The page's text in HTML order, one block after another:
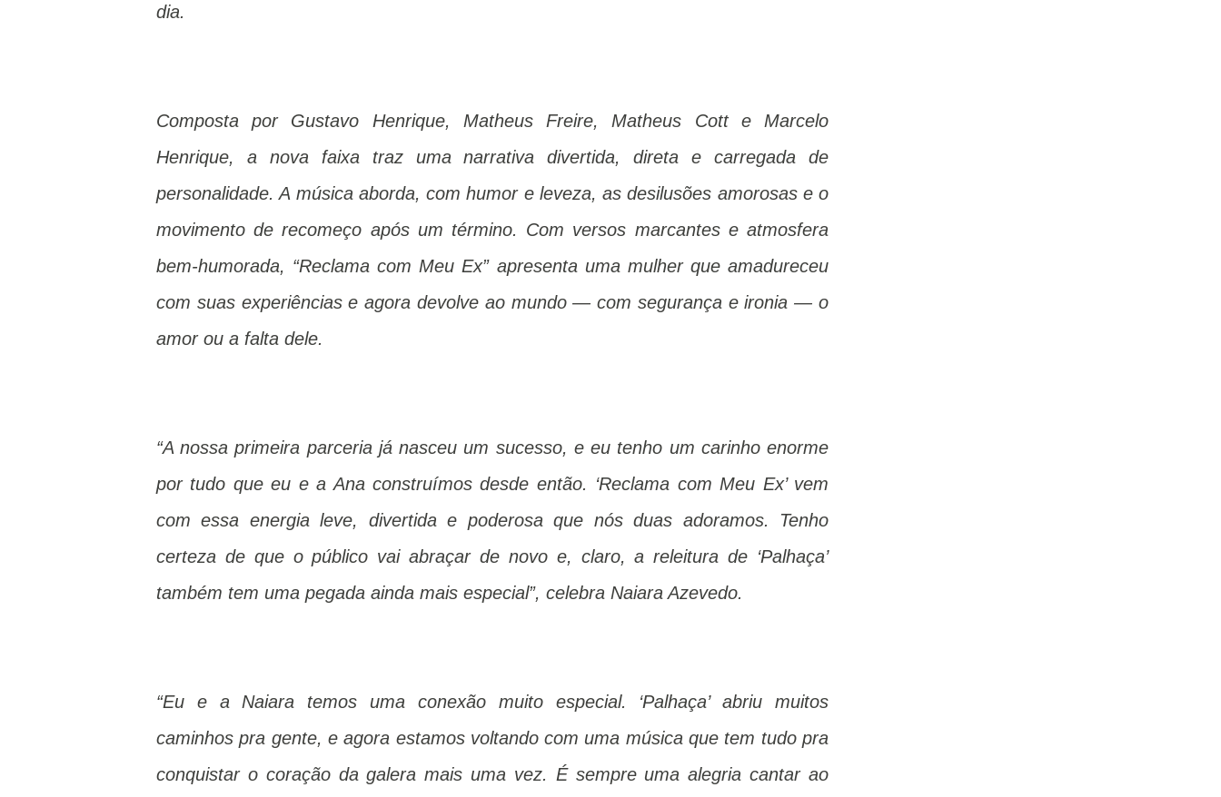
dia.
Composta por Gustavo Henrique, Matheus Freire, Matheus Cott e Marcelo
Henrique, a nova faixa traz uma narrativa divertida, direta e carregada de
personalidade. A música aborda, com humor e leveza, as desilusões amorosas e o
movimento de recomeço após um término. Com versos marcantes e atmosfera
bem-humorada, “Reclama com Meu Ex” apresenta uma mulher que amadureceu
com suas experiências e agora devolve ao mundo — com segurança e ironia — o
amor ou a falta dele.
“A nossa primeira parceria já nasceu um sucesso, e eu tenho um carinho enorme
por tudo que eu e a Ana construímos desde então. ‘Reclama com Meu Ex’ vem
com essa energia leve, divertida e poderosa que nós duas adoramos. Tenho
certeza de que o público vai abraçar de novo e, claro, a releitura de ‘Palhaça’
também tem uma pegada ainda mais especial”, celebra Naiara Azevedo.
“Eu e a Naiara temos uma conexão muito especial. ‘Palhaça’ abriu muitos
caminhos pra gente, e agora estamos voltando com uma música que tem tudo pra
conquistar o coração da galera mais uma vez. É sempre uma alegria cantar ao